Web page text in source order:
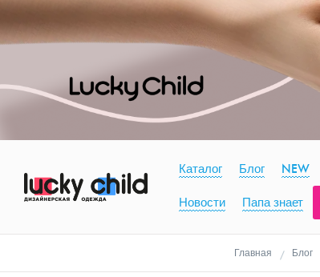
Каталог Блог NEW
Новости Папа знает
Главная Блог